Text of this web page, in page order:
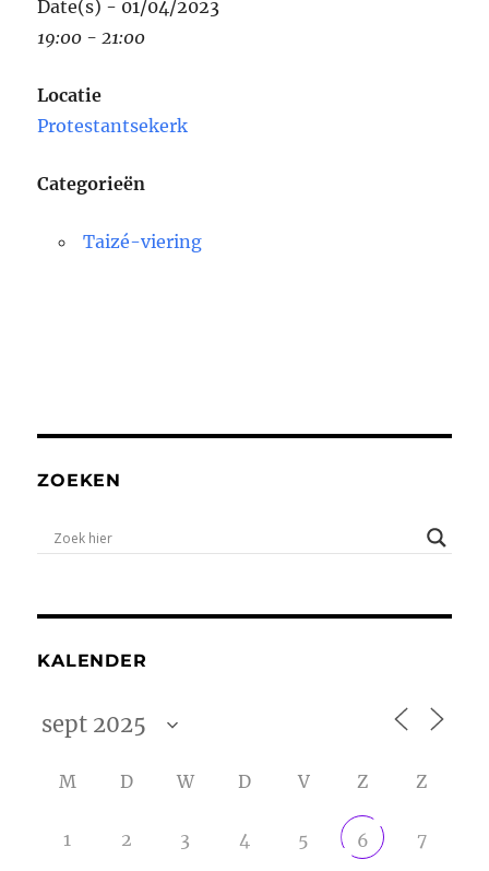
Date(s) - 01/04/2023
19:00 - 21:00
Locatie
Protestantsekerk
Categorieën
Taizé-viering
ZOEKEN
KALENDER
M D W D V Z Z
1 2 3 4 5 6 7